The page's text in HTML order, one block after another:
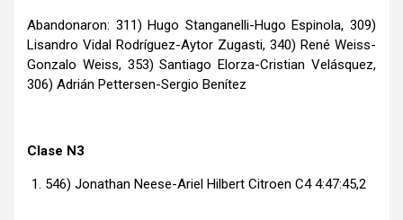
Abandonaron: 311) Hugo Stanganelli-Hugo Espinola, 309)
Lisandro Vidal Rodríguez-Aytor Zugasti, 340) René Weiss-
Gonzalo Weiss, 353) Santiago Elorza-Cristian Velásquez,
306) Adrián Pettersen-Sergio Benítez
Clase N3
546) Jonathan Neese-Ariel Hilbert Citroen C4 4:47:45,2